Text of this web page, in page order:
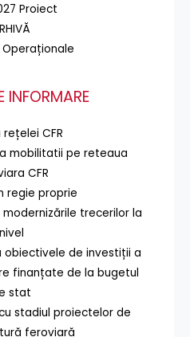
Proiect
Operaționale
INFORMARE
CFR
mobilitatii pe reteaua
CFR
regie proprie
trecerilor la
nivel
de investiții a
finanțate de la bugetul
stat
stadiul proiectelor de
feroviară